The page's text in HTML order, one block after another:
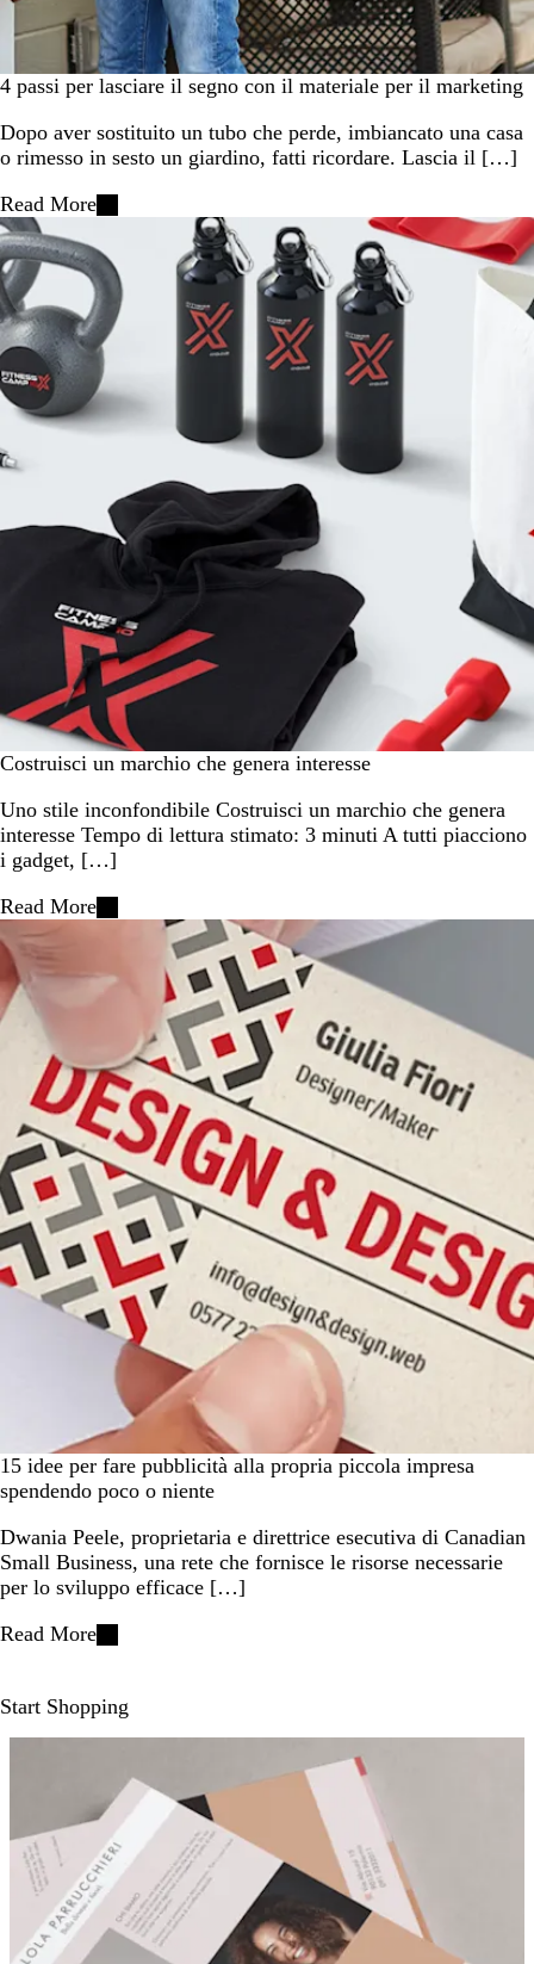
4 passi per lasciare il segno con il materiale per il marketing
Dopo aver sostituito un tubo che perde, imbiancato una casa
o rimesso in sesto un giardino, fatti ricordare. Lascia il […]
Read More
Costruisci un marchio che genera interesse
Uno stile inconfondibile Costruisci un marchio che genera
interesse Tempo di lettura stimato: 3 minuti A tutti piacciono
i gadget, […]
Read More
15 idee per fare pubblicità alla propria piccola impresa
spendendo poco o niente
Dwania Peele, proprietaria e direttrice esecutiva di Canadian
Small Business, una rete che fornisce le risorse necessarie
per lo sviluppo efficace […]
Read More
Start Shopping